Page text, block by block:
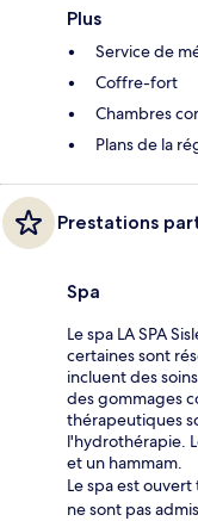
Plus
Service de
Coffre-fort
Chambres
Plans de la
Prestations
Spa
Le spa LA SPA
certaines sont
incluent des
des gommages
thérapeutiques
l'hydrothérapie.
et un hammam.
Le spa est ouvert
ne sont pas